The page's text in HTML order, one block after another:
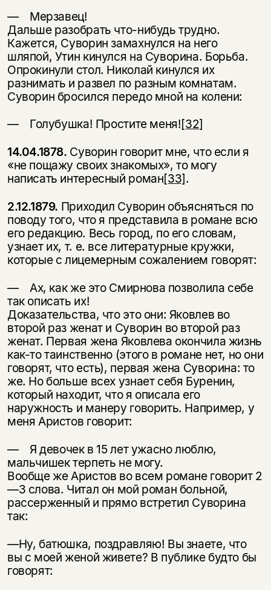
— Мерзавец!
Дальше разобрать что-нибудь трудно.
Кажется, Суворин замахнулся на него
шляпой, Утин кинулся на Суворина. Борьба.
Опрокинули стол. Нико­лай кинулся их
разнимать и развел по разным комнатам.
Суворин бросился передо мной на колени:
— Голубушка! Простите меня![32]
14.04.1878. Суворин говорит мне, что если я
«не пощажу своих знакомых», то могу
написать интересный роман[33].
2.12.1879. Приходил Суворин объясняться по
поводу того, что я предста­вила в романе всю
его редакцию. Весь город, по его словам,
узнает их, т. е. все литературные кружки,
которые с лицемерным сожалением говорят:
— Ах, как же это Смирнова позволила себе
так описать их!
Доказательства, что это они: Яковлев во
второй раз женат и Суворин во второй раз
женат. Первая жена Яковлева окончила жизнь
как-то таинственно (этого в романе нет, но они
говорят, что есть), первая жена Суворина: то
же. Но больше всех узнает себя Буренин,
который находит, что я описала его
наружность и манеру говорить. Например, у
меня Аристов говорит:
— Я девочек в 15 лет ужасно люблю,
мальчишек терпеть не могу.
Вообще же Аристов во всем романе говорит 2
—3 слова. Читал он мой ро­ман больной,
рассерженный и прямо встретил Суворина
так:
—Ну, батюшка, поздравляю! Вы знаете, что
вы с моей женой живете? В публике будто бы
говорят: